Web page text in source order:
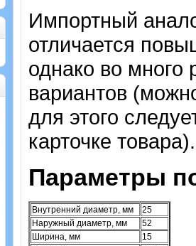
Импортный
отличается
однако во много
вариантов
для этого
карточке
Параметры
Внутренний диаметр, мм
25
Наружный диаметр, мм
52
Ширина, мм
15